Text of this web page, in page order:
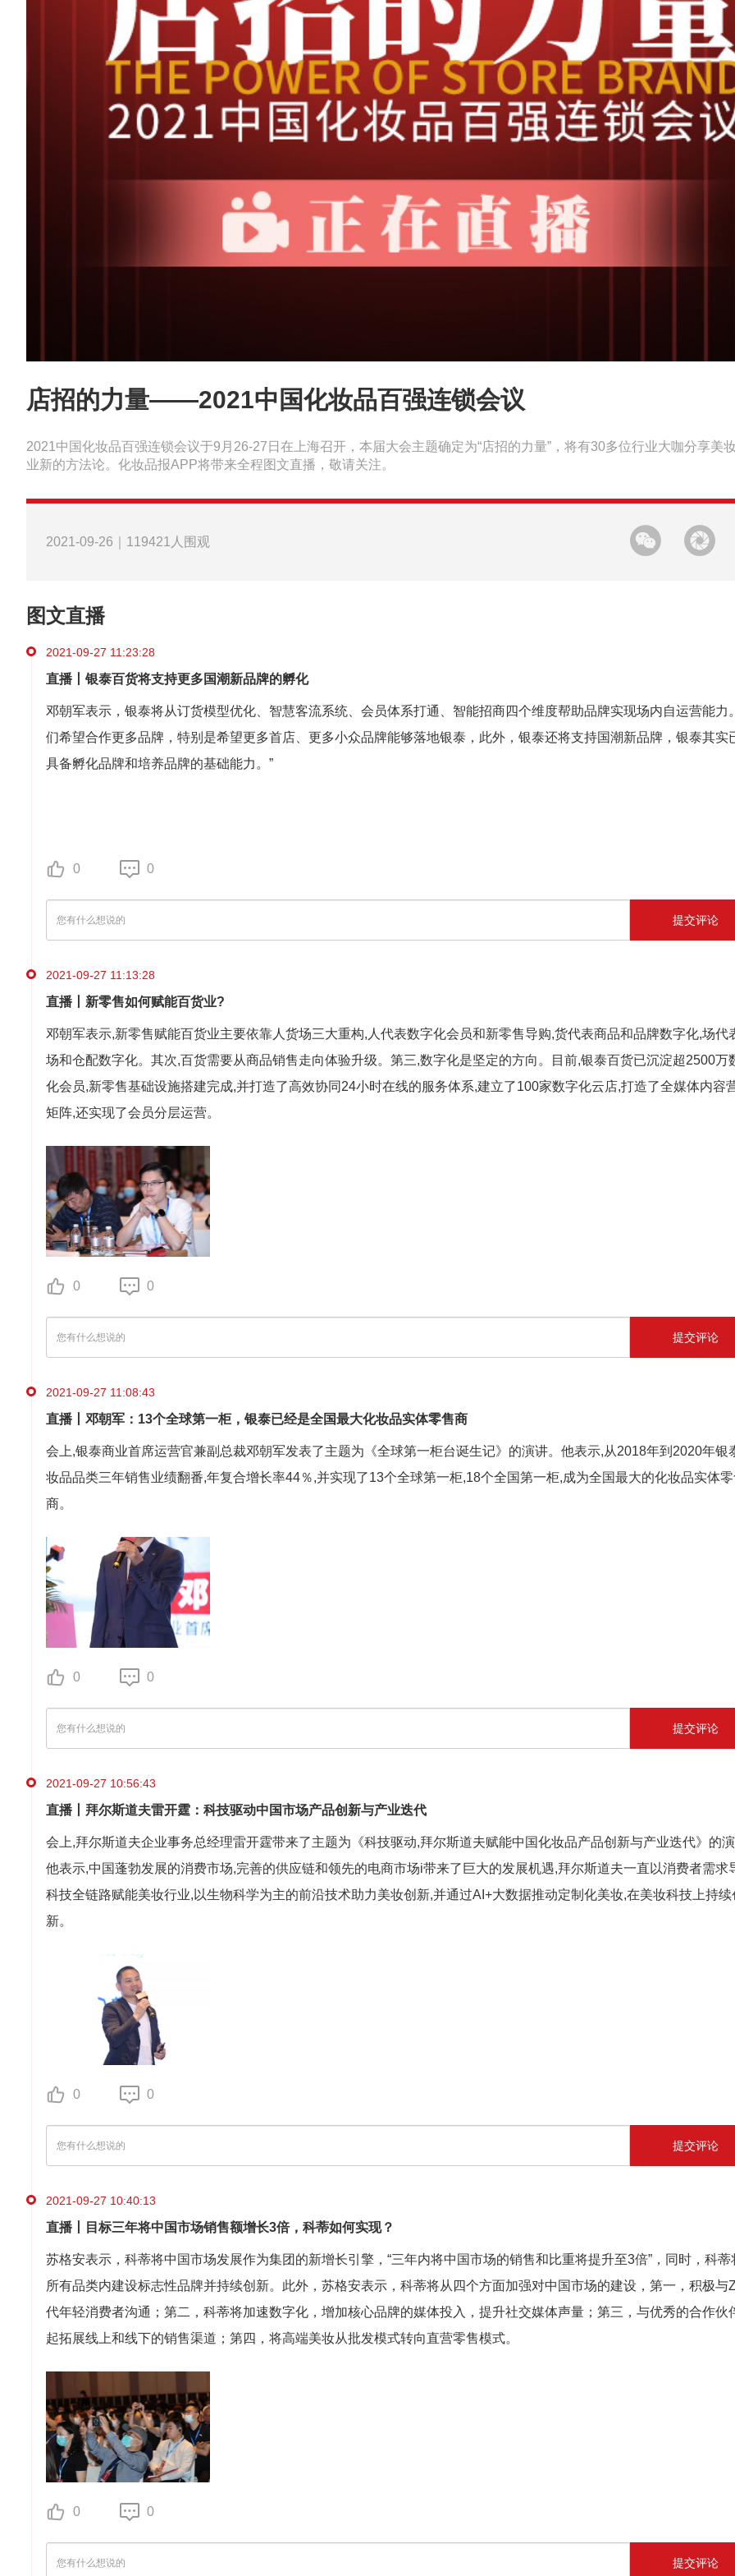
店招的力量——2021中国化妆品百强连锁会议
2021中国化妆品百强连锁会议于9月26-27日在上海召开，本届大会主题确定为“店招的力量”，将有30多位行业大咖分享美
业新的方法论。化妆品报APP将带来全程图文直播，敬请关注。
2021-09-26｜119421人围观
图文直播
2021-09-27 11:23:28
直播丨银泰百货将支持更多国潮新品牌的孵化
邓朝军表示，银泰将从订货模型优化、智慧客流系统、会员体系打通、智能招商四个维度帮助品牌实现场内自运营能力
们希望合作更多品牌，特别是希望更多首店、更多小众品牌能够落地银泰，此外，银泰还将支持国潮新品牌，银泰其实
具备孵化品牌和培养品牌的基础能力。”
0 0
提交评论
2021-09-27 11:13:28
直播丨新零售如何赋能百货业?
邓朝军表示,新零售赋能百货业主要依靠人货场三大重构,人代表数字化会员和新零售导购,货代表商品和品牌数字化,场代
场和仓配数字化。其次,百货需要从商品销售走向体验升级。第三,数字化是坚定的方向。目前,银泰百货已沉淀超2500万
化会员,新零售基础设施搭建完成,并打造了高效协同24小时在线的服务体系,建立了100家数字化云店,打造了全媒体内容
矩阵,还实现了会员分层运营。
0 0
提交评论
2021-09-27 11:08:43
直播丨邓朝军：13个全球第一柜，银泰已经是全国最大化妆品实体零售商
会上,银泰商业首席运营官兼副总裁邓朝军发表了主题为《全球第一柜台诞生记》的演讲。他表示,从2018年到2020年银
妆品品类三年销售业绩翻番,年复合增长率44％,并实现了13个全球第一柜,18个全国第一柜,成为全国最大的化妆品实体
商。
0 0
提交评论
2021-09-27 10:56:43
直播丨拜尔斯道夫雷开霆：科技驱动中国市场产品创新与产业迭代
会上,拜尔斯道夫企业事务总经理雷开霆带来了主题为《科技驱动,拜尔斯道夫赋能中国化妆品产品创新与产业迭代》的
他表示,中国蓬勃发展的消费市场,完善的供应链和领先的电商市场i带来了巨大的发展机遇,拜尔斯道夫一直以消费者需求
科技全链路赋能美妆行业,以生物科学为主的前沿技术助力美妆创新,并通过AI+大数据推动定制化美妆,在美妆科技上持续
新。
0 0
提交评论
2021-09-27 10:40:13
直播丨目标三年将中国市场销售额增长3倍，科蒂如何实现？
苏格安表示，科蒂将中国市场发展作为集团的新增长引擎，“三年内将中国市场的销售和比重将提升至3倍”，同时，科蒂
所有品类内建设标志性品牌并持续创新。此外，苏格安表示，科蒂将从四个方面加强对中国市场的建设，第一，积极与
代年轻消费者沟通；第二，科蒂将加速数字化，增加核心品牌的媒体投入，提升社交媒体声量；第三，与优秀的合作伙
起拓展线上和线下的销售渠道；第四，将高端美妆从批发模式转向直营零售模式。
0 0
提交评论